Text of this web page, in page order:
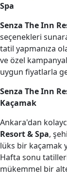
Spa
Senza The Inn
seçenekleri
tatil yapmanıza
ve özel
uygun fiyatlarla
Senza The Inn
Kaçamak
Ankara'dan
Resort & Spa,
lüks bir kaçamak
Hafta sonu
mükemmel bir